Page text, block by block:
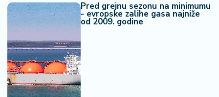
Pred grejnu sezonu na minimumu
- evropske zalihe gasa najniže
od 2009. godine